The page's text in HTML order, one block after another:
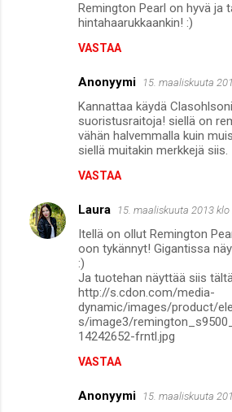
Remington Pearl on hyvä ja
hintahaarukkaankin! :)
VASTAA
Anonyymi 15. maaliskuuta
Kannattaa käydä
suoristusraitoja! siellä on
vähän halvemmalla kuin
siellä muitakin merkkejä siis.
VASTAA
Laura 15. maaliskuuta 2013 klo
Itellä on ollut Remington
oon tykännyt! Gigantissa
:)
Ja tuotehan näyttää siis
http://s.cdon.com/media-
dynamic/images/product/
s/image3/
14242652-frntl.jpg
VASTAA
Anonyymi 15. maaliskuuta